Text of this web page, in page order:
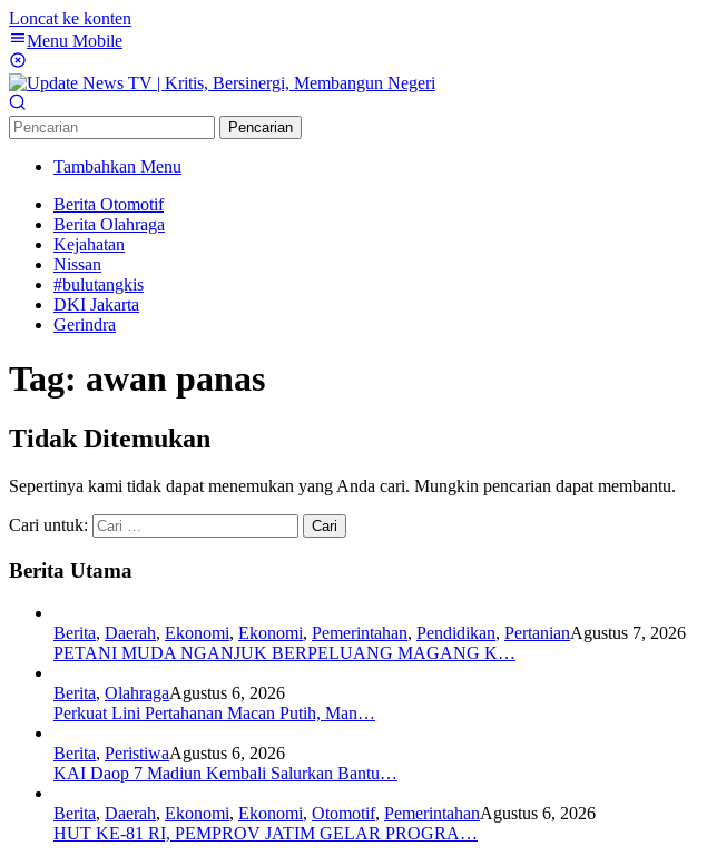
Loncat ke konten
Menu Mobile
Pencarian
Tambahkan Menu
Berita Otomotif
Berita Olahraga
Kejahatan
Nissan
#bulutangkis
DKI Jakarta
Gerindra
Tag: awan panas
Tidak Ditemukan
Sepertinya kami tidak dapat menemukan yang Anda cari. Mungkin pencarian dapat membantu.
Cari untuk:
Berita Utama
Berita, Daerah, Ekonomi, Ekonomi, Pemerintahan, Pendidikan, PertanianAgustus 7, 2026
PETANI MUDA NGANJUK BERPELUANG MAGANG K…
Berita, OlahragaAgustus 6, 2026
Perkuat Lini Pertahanan Macan Putih, Man…
Berita, PeristiwaAgustus 6, 2026
KAI Daop 7 Madiun Kembali Salurkan Bantu…
Berita, Daerah, Ekonomi, Ekonomi, Otomotif, PemerintahanAgustus 6, 2026
HUT KE-81 RI, PEMPROV JATIM GELAR PROGRA…